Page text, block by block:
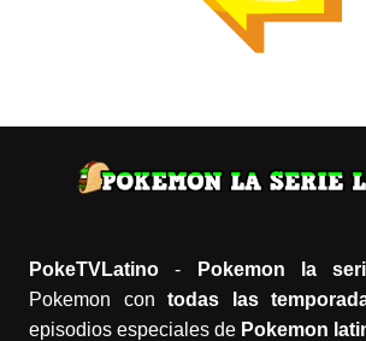
PokeTVLatino- Pokemon la
Pokemon contodas las
episodios especiales de Pokemon